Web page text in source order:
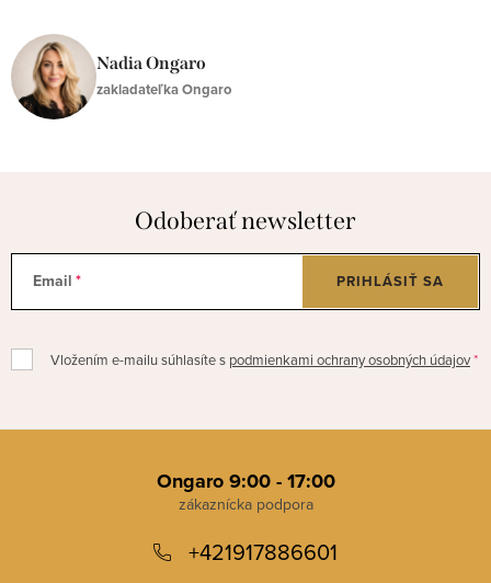
Nadia Ongaro
zakladateľka Ongaro
Odoberať newsletter
Email
Vložením e-mailu súhlasíte s podmienkami ochrany osobných údajov
PRIHLÁSIŤ SA
Ongaro 9:00 - 17:00
+421917886601